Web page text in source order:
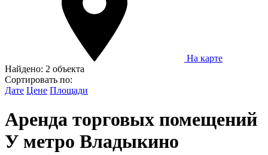
На карте
Найдено: 2 объекта
Сортировать по:
Дате Цене Площади
Аренда торговых помещений
У метро Владыкино